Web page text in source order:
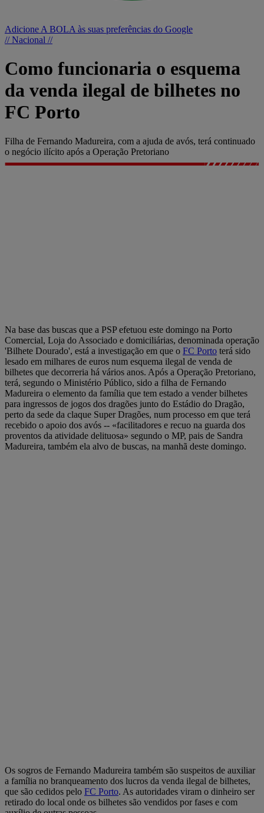
Adicione A BOLA às suas preferências do Google
// Nacional //
Como funcionaria o esquema
da venda ilegal de bilhetes no
FC Porto
Filha de Fernando Madureira, com a ajuda de avós, terá continuado
o negócio ilícito após a Operação Pretoriano
Na base das buscas que a PSP efetuou este domingo na Porto
Comercial, Loja do Associado e domiciliárias, denominada operação
'Bilhete Dourado', está a investigação em que o FC Porto terá sido
lesado em milhares de euros num esquema ilegal de venda de
bilhetes que decorreria há vários anos. Após a Operação Pretoriano,
terá, segundo o Ministério Público, sido a filha de Fernando
Madureira o elemento da família que tem estado a vender bilhetes
para ingressos de jogos dos dragões junto do Estádio do Dragão,
perto da sede da claque Super Dragões, num processo em que terá
recebido o apoio dos avós -- «facilitadores e recuo na guarda dos
proventos da atividade delituosa» segundo o MP, pais de Sandra
Madureira, também ela alvo de buscas, na manhã deste domingo.
Os sogros de Fernando Madureira também são suspeitos de auxiliar
a família no branqueamento dos lucros da venda ilegal de bilhetes,
que são cedidos pelo FC Porto. As autoridades viram o dinheiro ser
retirado do local onde os bilhetes são vendidos por fases e com